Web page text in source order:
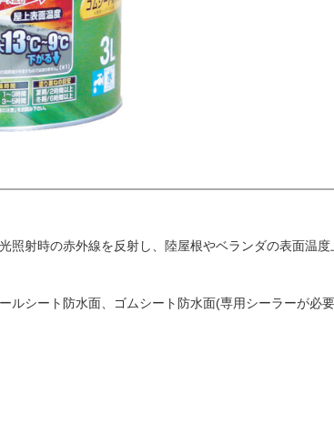
照射時の赤外線を反射し、陸屋根やベランダの表面温度
ルシート防水面、ゴムシート防水面(専用シーラーが必要